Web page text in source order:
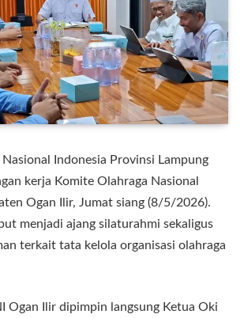
Indonesia Provinsi Lampung
kerja Komite Olahraga Nasional
Ogan Ilir, Jumat siang (8/5/2026).
menjadi ajang silaturahmi sekaligus
terkait tata kelola organisasi olahraga
Ogan Ilir dipimpin langsung Ketua Oki